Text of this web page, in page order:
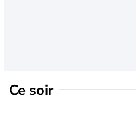
Ce soir